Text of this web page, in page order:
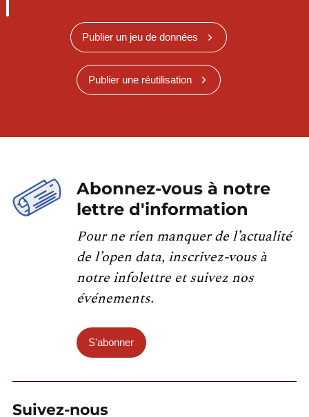
Publier un jeu de données
Publier une réutilisation
Abonnez-vous à notre
lettre d'information
Pour ne rien manquer de l’actualité
de l’open data, inscrivez-vous à
notre infolettre et suivez nos
événements.
S'abonner
Suivez-nous